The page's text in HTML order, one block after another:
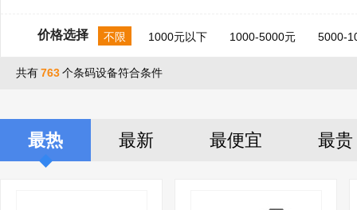
价格选择 不限 1000元以下 1000-5000元 5000-
共有763个条码设备符合条件
最热 最新 最便宜 最贵